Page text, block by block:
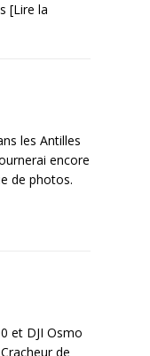
[Lire la
les Antilles
encore
de photos.
et DJI Osmo
de